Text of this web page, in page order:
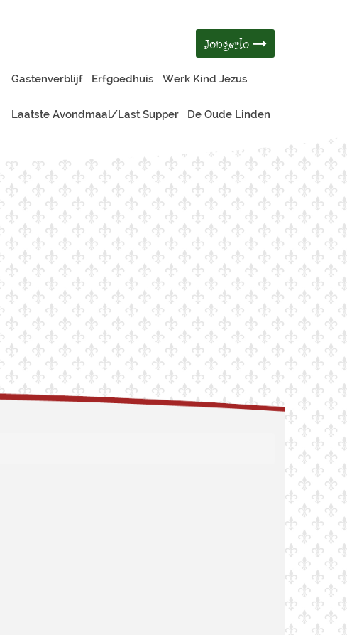
Jongerlo
Gastenverblijf Erfgoedhuis Werk Kind Jezus
Laatste Avondmaal/Last Supper De Oude Linden